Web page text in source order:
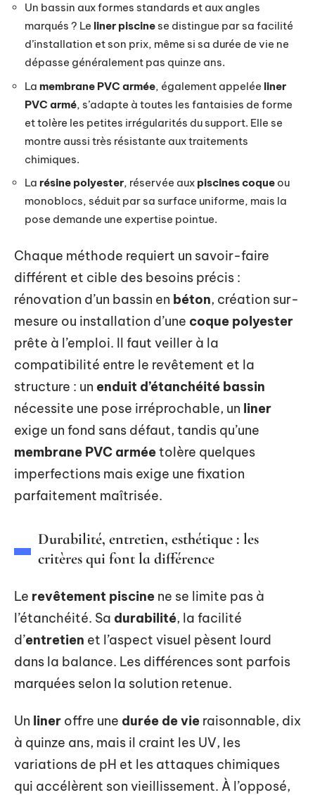
Un bassin aux formes standards et aux angles
marqués ? Le liner piscine se distingue par sa facilité
d’installation et son prix, même si sa durée de vie ne
dépasse généralement pas quinze ans.
La membrane PVC armée, également appelée liner
PVC armé, s’adapte à toutes les fantaisies de forme
et tolère les petites irrégularités du support. Elle se
montre aussi très résistante aux traitements
chimiques.
La résine polyester, réservée aux piscines coque ou
monoblocs, séduit par sa surface uniforme, mais la
pose demande une expertise pointue.
Chaque méthode requiert un savoir-faire
différent et cible des besoins précis :
rénovation d’un bassin en béton, création sur-
mesure ou installation d’une coque polyester
prête à l’emploi. Il faut veiller à la
compatibilité entre le revêtement et la
structure : un enduit d’étanchéité bassin
nécessite une pose irréprochable, un liner
exige un fond sans défaut, tandis qu’une
membrane PVC arméetolère quelques
imperfections mais exige une fixation
parfaitement maîtrisée.
Durabilité, entretien, esthétique : les
critères qui font la différence
Le revêtement piscine ne se limite pas à
l’étanchéité. Sa durabilité, la facilité
d’entretien et l’aspect visuel pèsent lourd
dans la balance. Les différences sont parfois
marquées selon la solution retenue.
Un liner offre une durée de vie raisonnable, dix
à quinze ans, mais il craint les UV, les
variations de pH et les attaques chimiques
qui accélèrent son vieillissement. À l’opposé,